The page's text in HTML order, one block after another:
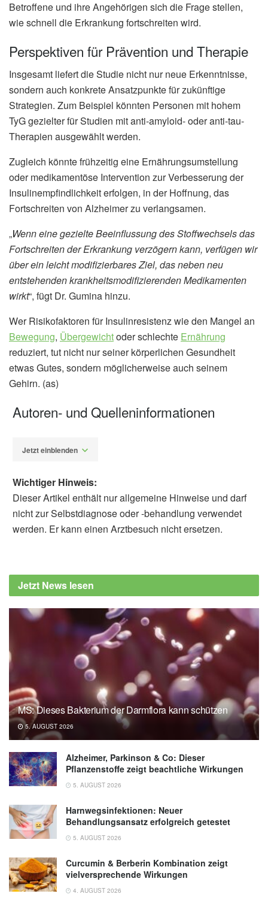
Betroffene und ihre Angehörigen sich die Frage stellen,
wie schnell die Erkrankung fortschreiten wird.
Perspektiven für Prävention und Therapie
Insgesamt liefert die Studie nicht nur neue Erkenntnisse,
sondern auch konkrete Ansatzpunkte für zukünftige
Strategien. Zum Beispiel könnten Personen mit hohem
TyG gezielter für Studien mit anti-amyloid- oder anti-tau-
Therapien ausgewählt werden.
Zugleich könnte frühzeitig eine Ernährungsumstellung
oder medikamentöse Intervention zur Verbesserung der
Insulinempfindlichkeit erfolgen, in der Hoffnung, das
Fortschreiten von Alzheimer zu verlangsamen.
„Wenn eine gezielte Beeinflussung des Stoffwechsels das
Fortschreiten der Erkrankung verzögern kann, verfügen wir
über ein leicht modifizierbares Ziel, das neben neu
entstehenden krankheitsmodifizierenden Medikamenten
wirkt“, fügt Dr. Gumina hinzu.
Wer Risikofaktoren für Insulinresistenz wie den Mangel an
Bewegung, Übergewichtoder schlechte Ernährung
reduziert, tut nicht nur seiner körperlichen Gesundheit
etwas Gutes, sondern möglicherweise auch seinem
Gehirn. (as)
Autoren- und Quelleninformationen
Jetzt einblenden
decline in Alzheimer's patients, new study
shows (veröffentlicht 22.06.2025),
Wichtiger Hinweis:
Dieser Artikel enthält nur allgemeine Hinweise und darf
nicht zur Selbstdiagnose oder -behandlung verwendet
werden. Er kann einen Arztbesuch nicht ersetzen.
Jetzt News lesen
MS: Dieses Bakterium der Darmflora kann schützen
5. AUGUST 2026
Alzheimer, Parkinson & Co: Dieser
Pflanzenstoffe zeigt beachtliche Wirkungen
5. AUGUST 2026
Harnwegsinfektionen: Neuer
Behandlungsansatz erfolgreich getestet
5. AUGUST 2026
Curcumin & Berberin Kombination zeigt
vielversprechende Wirkungen
4. AUGUST 2026